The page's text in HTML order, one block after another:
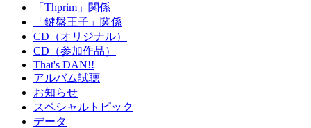
「Thprim」関係
「鍵盤王子」関係
CD（オリジナル）
CD（参加作品）
That's DAN!!
アルバム試聴
お知らせ
スペシャルトピック
データ